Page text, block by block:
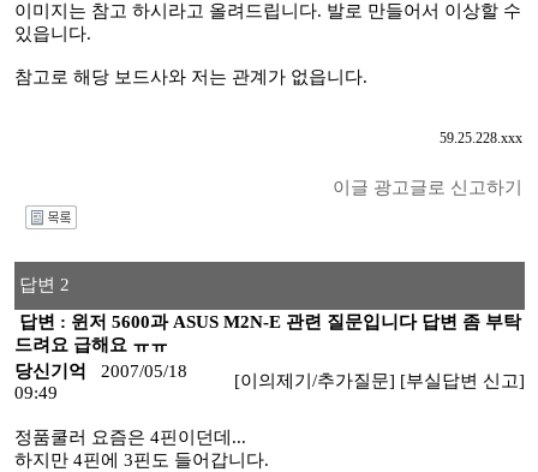
이미지는 참고 하시라고 올려드립니다. 발로 만들어서 이상할 수
있읍니다.
참고로 해당 보드사와 저는 관계가 없읍니다.
59.25.228.xxx
이글 광고글로 신고하기
답변 2
답변 : 윈저 5600과 ASUS M2N-E 관련 질문입니다 답변 좀 부탁
드려요 급해요 ㅠㅠ
당신기억
2007/05/18
09:49
[이의제기/추가질문] [부실답변 신고]
정품쿨러 요즘은 4핀이던데...
하지만 4핀에 3핀도 들어갑니다.